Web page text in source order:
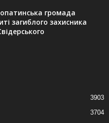
громада
загиблого захисника
3903
3704